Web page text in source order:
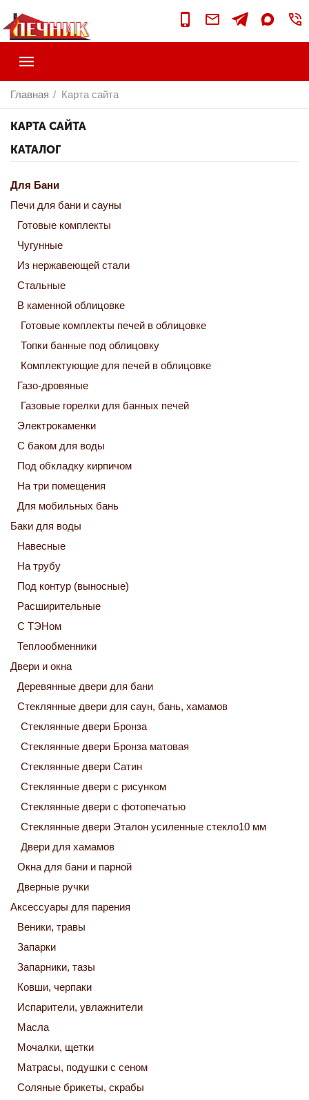
Главная / Карта сайта
КАРТА САЙТА
КАТАЛОГ
Для Бани
Печи для бани и сауны
Готовые комплекты
Чугунные
Из нержавеющей стали
Стальные
В каменной облицовке
Готовые комплекты печей в облицовке
Топки банные под облицовку
Комплектующие для печей в облицовке
Газо-дровяные
Газовые горелки для банных печей
Электрокаменки
С баком для воды
Под обкладку кирпичом
На три помещения
Для мобильных бань
Баки для воды
Навесные
На трубу
Под контур (выносные)
Расширительные
С ТЭНом
Теплообменники
Двери и окна
Деревянные двери для бани
Стеклянные двери для саун, бань, хамамов
Стеклянные двери Бронза
Стеклянные двери Бронза матовая
Стеклянные двери Сатин
Стеклянные двери с рисунком
Стеклянные двери с фотопечатью
Стеклянные двери Эталон усиленные стекло10 мм
Двери для хамамов
Окна для бани и парной
Дверные ручки
Аксессуары для парения
Веники, травы
Запарки
Запарники, тазы
Ковши, черпаки
Испарители, увлажнители
Масла
Мочалки, щетки
Матрасы, подушки с сеном
Соляные брикеты, скрабы